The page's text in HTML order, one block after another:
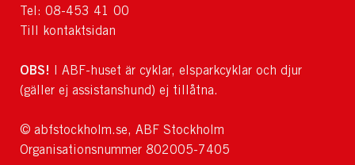
Tel: 08-453 41 00
Till kontaktsidan
OBS! I ABF-huset är cyklar, elsparkcyklar och djur
(gäller ej assistanshund) ej tillåtna.
© abfstockholm.se, ABF Stockholm
Organisationsnummer 802005-7405